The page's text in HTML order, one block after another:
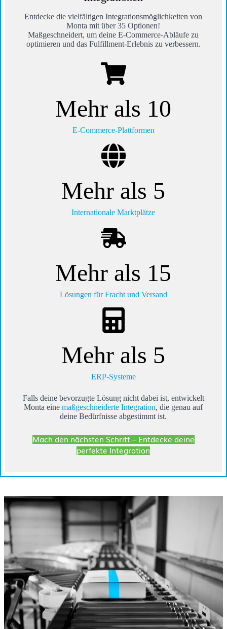
Entdecke die vielfältigen Integrationsmöglichkeiten von
Monta mit über 35 Optionen!
Maßgeschneidert, um deine E-Commerce-Abläufe zu
optimieren und das Fulfillment-Erlebnis zu verbessern.
Mehr als 10
E-Commerce-Plattformen
Mehr als 5
Internationale Marktplätze
Mehr als 15
Lösungen für Fracht und Versand
Mehr als 5
ERP-Systeme
Falls deine bevorzugte Lösung nicht dabei ist, entwickelt
Monta einemaßgeschneiderte Integration, die genau auf
deine Bedürfnisse abgestimmt ist.
Mach den nächsten Schritt – Entdecke deine
perfekte Integration